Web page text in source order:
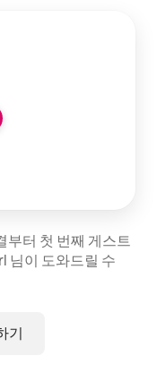
부터 첫 번째 게스트
님이 도와드릴 수
기